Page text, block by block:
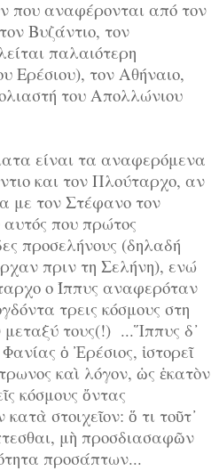
που αναφέρονται από τον
Βυζάντιο, τον
παλαιότερη
Ερέσιου), τον Αθήναιο,
του Απολλώνιου
είναι τα αναφερόμενα
και τον Πλούταρχο, αν
με τον Στέφανο τον
αυτός που πρώτος
προσελήνους (δηλαδή
πριν τη Σελήνη), ενώ
ο Ίππυς αναφερόταν
τρεις κόσμους στη
τους(!) ...Ἵππυς δ᾽
ὁ Ἐρέσιος, ἱστορεῖ
καὶ λόγον, ὡς ἑκατὸν
κόσμους ὄντας
στοιχεῖον: ὅ τι τοῦτ᾽
μὴ προσδιασαφῶν
προσάπτων...